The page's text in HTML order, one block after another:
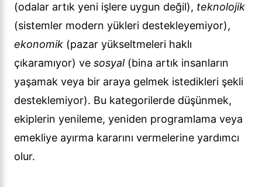
(odalar artık yeni işlere uygun değil), teknolojik
(sistemler modern yükleri destekleyemiyor),
ekonomik (pazar yükseltmeleri haklı
çıkaramıyor) ve sosyal(bina artık insanların
yaşamak veya bir araya gelmek istedikleri şekli
desteklemiyor). Bu kategorilerde düşünmek,
ekiplerin yenileme, yeniden programlama veya
emekliye ayırma kararını vermelerine yardımcı
olur.